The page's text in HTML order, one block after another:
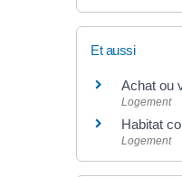
Et aussi
Achat ou
Logement
Habitat
Logement